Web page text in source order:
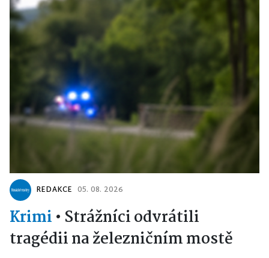
REDAKCE 05. 08. 2026
Krimi • Strážníci odvrátili
tragédii na železničním mostě